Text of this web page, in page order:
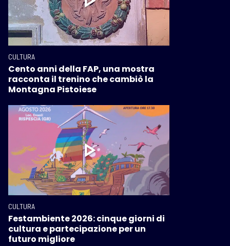
CULTURA
Cento anni della FAP, una mostra
racconta il trenino che cambiò la
Montagna Pistoiese
CULTURA
Festambiente 2026: cinque giorni di
cultura e partecipazione per un
futuro migliore